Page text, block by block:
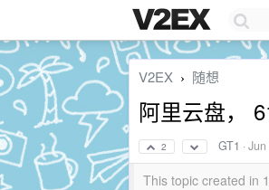
V2EX › 随想
阿里云盘，
2 GT1 ·Jun
This topic created in